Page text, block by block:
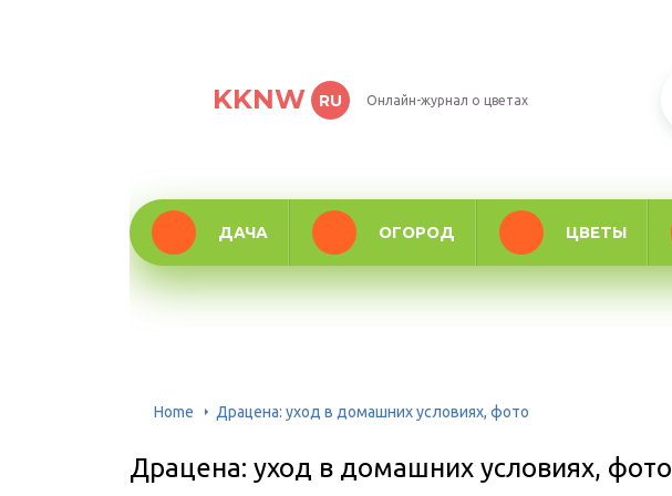
KKNW RU Онлайн-журнал о цветах
ДАЧА ОГОРОД ЦВЕТЫ
Home Драцена: уход в домашних условиях, фото
Драцена: уход в домашних условиях, фото